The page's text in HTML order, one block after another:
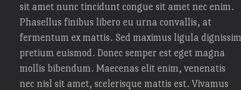
sit amet nunc tincidunt congue sit amet nec enim.
Phasellus finibus libero eu urna convallis, at
fermentum ex mattis. Sed maximus ligula dignissim
pretium euismod. Donec semper est eget magna
mollis bibendum. Maecenas elit enim, venenatis
nec nisl sit amet, scelerisque mattis est. Vivamus